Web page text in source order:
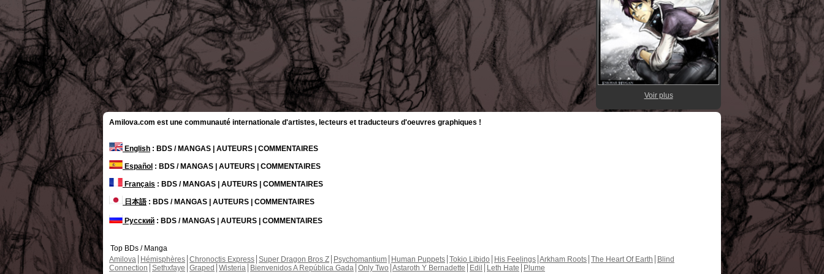
Voir plus
Amilova.com est une communauté internationale d'artistes, lecteurs et traducteurs d'oeuvres graphiques !
English : BDS / MANGAS | AUTEURS | COMMENTAIRES
Español : BDS / MANGAS | AUTEURS | COMMENTAIRES
Français : BDS / MANGAS | AUTEURS | COMMENTAIRES
日本語: BDS / MANGAS | AUTEURS | COMMENTAIRES
Русский : BDS / MANGAS | AUTEURS | COMMENTAIRES
Top BDs / Manga
Amilova
Hémisphères Chronoctis Express Super Dragon Bros Z Psychomantium Human Puppets Tokio Libido His Feelings Arkham Roots The Heart Of Earth
Blind
Connection Sethxfaye Graped Wisteria Bienvenidos A República Gada Only Two Astaroth Y Bernadette Edil Leth Hate Plume